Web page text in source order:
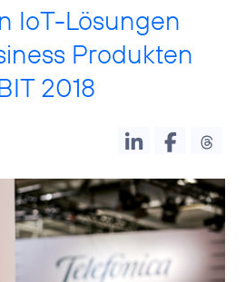
IoT-Lösungen
Produkten
2018